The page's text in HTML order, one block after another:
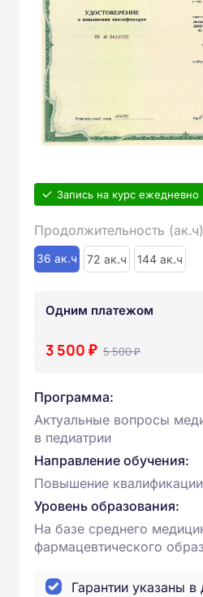
Запись на курс ежедневно
Продолжительность
36 ак.ч 72 ак.ч 144 ак.ч
Одним платежом
3 500 ₽ 5 500 ₽
Программа:
Актуальные вопросы
в педиатрии
Направление обучения:
Повышение квалификации
Уровень образования:
На базе среднего
фармацевтического
Гарантии указаны в